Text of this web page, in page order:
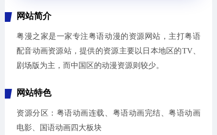
网站简介
粤漫之家是一家专注粤语动漫的资源网站，主打粤语
配音动画资源站，提供的资源主要以日本地区的TV、
剧场版为主，而中国区的动漫资源则较少。
网站特色
资源分区：粤语动画连载、粤语动画完结、粤语动画
电影、国语动画四大板块